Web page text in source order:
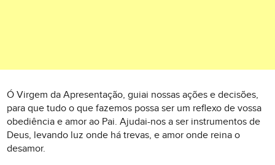
Ó Virgem da Apresentação, guiai nossas ações e decisões,
para que tudo o que fazemos possa ser um reflexo de vossa
obediência e amor ao Pai. Ajudai-nos a ser instrumentos de
Deus, levando luz onde há trevas, e amor onde reina o
desamor.